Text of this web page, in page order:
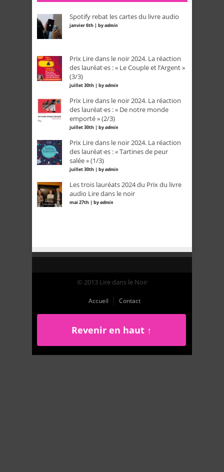
Spotify rebat les cartes du livre audio
janvier 6th | byadmin
Prix Lire dans le noir 2024. La réaction
des lauréat·es : « Le Couple et l’Argent »
(3/3)
juillet 30th | byadmin
Prix Lire dans le noir 2024. La réaction
des lauréat·es : « De notre monde
emporté » (2/3)
juillet 30th | byadmin
Prix Lire dans le noir 2024. La réaction
des lauréat·es : « Tartines de peur
salée » (1/3)
juillet 30th | byadmin
Les trois lauréats 2024 du Prix du livre
audio Lire dans le noir
mai 27th | byadmin
© 2013 Lire dans le Noir
Accueil Contact
Revenir en haut ↑